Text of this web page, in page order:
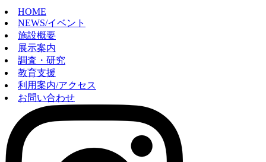
HOME
NEWS/イベント
施設概要
展示案内
調査・研究
教育支援
利用案内/アクセス
お問い合わせ